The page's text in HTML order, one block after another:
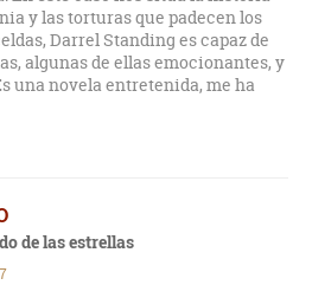
y las torturas que padecen los
Darrel Standing es capaz de
algunas de ellas emocionantes, y
una novela entretenida, me ha
de las estrellas